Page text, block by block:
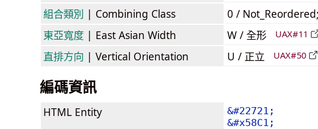
組合類別 | Combining Class
0 /
東亞寬度 | East Asian Width W / 全形 UAX#11
直排方向 | Vertical Orientation U / 正立 UAX#50
編碼資訊
HTML Entity
&#22721;
&#x58C1;